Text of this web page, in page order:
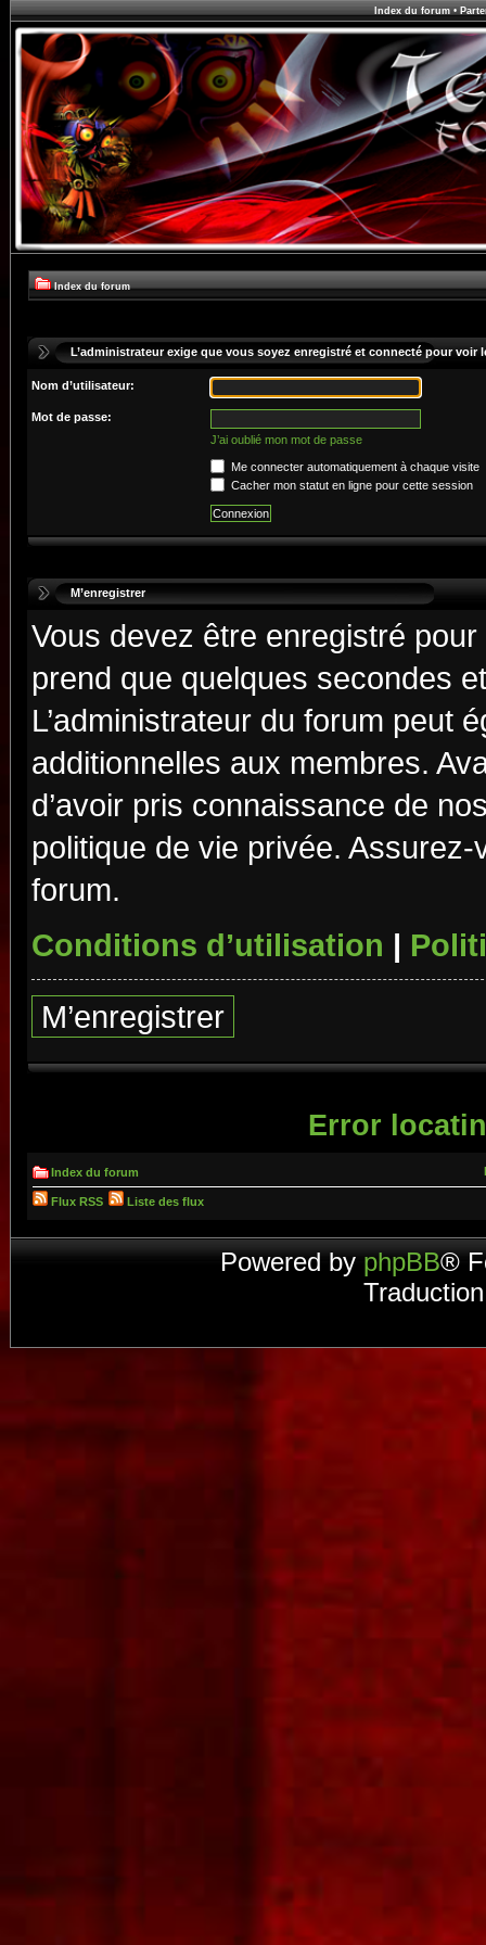
Index du forum•
Index du forum
L’administrateur exige que vous soyez enregistré et connecté pour voir
Nom d’utilisateur:
Mot de passe:
J’ai oublié mon mot de passe
Me connecter automatiquement à chaque visite
Cacher mon statut en ligne pour cette session
M’enregistrer
Vous devez être enregistré
prend que quelques secondes
L’administrateur du forum peut
additionnelles aux membres.
d’avoir pris connaissance de
politique de vie privée.
forum.
Conditions d’utilisation |
M’enregistrer
Error
Index du forum
Flux RSS Liste des flux
Powered by phpBB®